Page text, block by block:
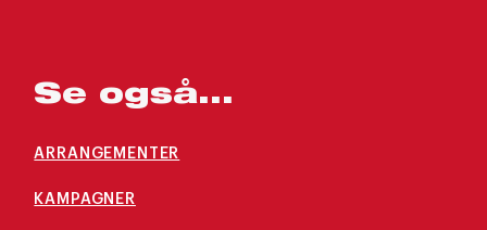
Se også...
ARRANGEMENTER
KAMPAGNER